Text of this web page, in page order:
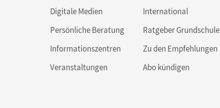
Digitale Medien
Persönliche Beratung
Informationszentren
Veranstaltungen
International
Ratgeber Grundschule
Zu den Empfehlungen
Abo kündigen